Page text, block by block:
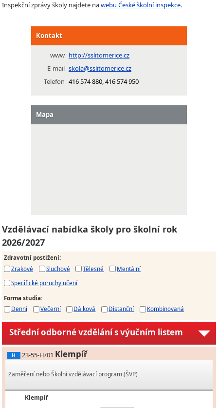
Inspekční zprávy školy najdete nawebu České školní inspekce.
Kontakt
www http://sslitomerice.cz
E-mail skola@sslitomerice.cz
Telefon 416 574 880, 416 574 950
Mapa
Vzdělávací nabídka školy pro školní rok
2026/2027
Zdravotní postižení:
Zrakové
Sluchové Tělesné
Mentální
Specifické poruchy učení
Forma studia:
Denní
Večerní Dálková Distanční Kombinovaná
Střední odborné vzdělání s výučním listem
H 23-55-H/01 Klempíř
Zaměření nebo Školní vzdělávací program (ŠVP)
Klempíř